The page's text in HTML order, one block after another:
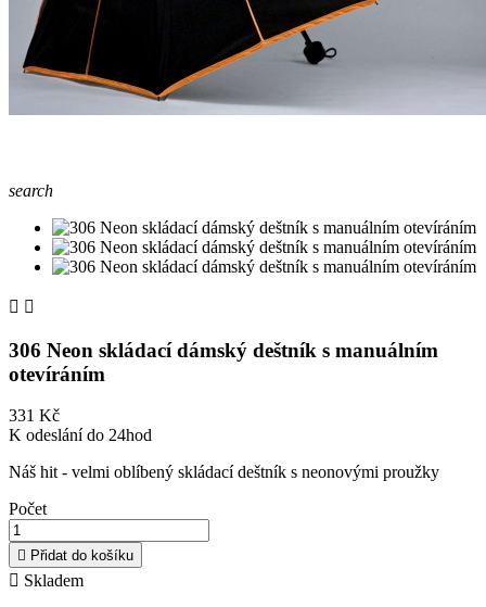
search
 
306 Neon skládací dámský deštník s manuálním
otevíráním
331 Kč
K odeslání do 24hod
Náš hit - velmi oblíbený skládací deštník s neonovými proužky
Počet
 Přidat do košíku
 Skladem